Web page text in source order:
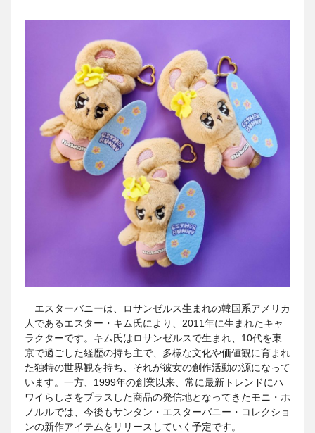
エスターバニーは、ロサンゼルス生まれの韓国系アメリカ
人であるエスター・キム氏により、2011年に生まれたキャ
ラクターです。キム氏はロサンゼルスで生まれ、10代を東
京で過ごした経歴の持ち主で、多様な文化や価値観に育まれ
た独特の世界観を持ち、それが彼女の創作活動の源になって
います。一方、1999年の創業以来、常に最新トレンドにハ
ワイらしさをプラスした商品の発信地となってきたモニ・ホ
ノルルでは、今後もサンタン・エスターバニー・コレクショ
ンの新作アイテムをリリースしていく予定です。